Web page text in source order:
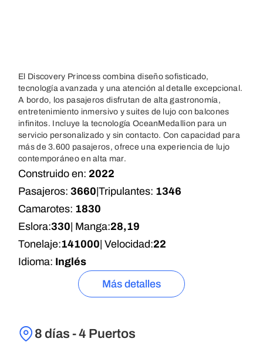
El Discovery Princess combina diseño sofisticado,
tecnología avanzada y una atención al detalle excepcional.
A bordo, los pasajeros disfrutan de alta gastronomía,
entretenimiento inmersivo y suites de lujo con balcones
infinitos. Incluye la tecnología OceanMedallion para un
servicio personalizado y sin contacto. Con capacidad para
más de 3.600 pasajeros, ofrece una experiencia de lujo
contemporáneo en alta mar.
Construido en: 2022
Pasajeros: 3660 Tripulantes: 1346
Camarotes: 1830
Eslora:330 | Manga:28,19
Tonelaje:141000 | Velocidad:22
Idioma: Inglés
Más detalles
8 días - 4 Puertos